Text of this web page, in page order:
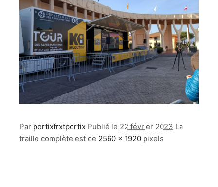
Par portixfrxtportix Publié le 22 février 2023 La
traille complète est de 2560 × 1920 pixels